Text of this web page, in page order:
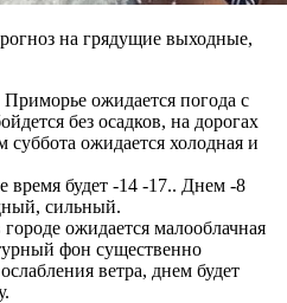
на грядущие выходные,
ожидается погода с
без осадков, на дорогах
ожидается холодная и
будет -14 -17.. Днем -8
сильный.
ожидается малооблачная
фон существенно
ветра, днем будет